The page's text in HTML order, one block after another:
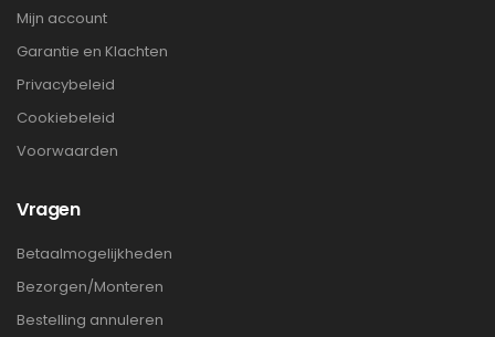
Mijn account
Garantie en Klachten
Privacybeleid
Cookiebeleid
Voorwaarden
Vragen
Betaalmogelijkheden
Bezorgen/Monteren
Bestelling annuleren